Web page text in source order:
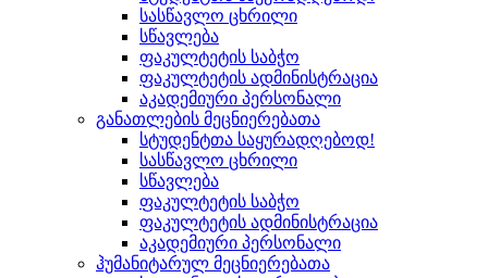
სასწავლო ცხრილი
სწავლება
ფაკულტეტის საბჭო
ფაკულტეტის ადმინისტრაცია
აკადემიური პერსონალი
განათლების მეცნიერებათა
სტუდენტთა საყურადღებოდ!
სასწავლო ცხრილი
სწავლება
ფაკულტეტის საბჭო
ფაკულტეტის ადმინისტრაცია
აკადემიური პერსონალი
ჰუმანიტარულ მეცნიერებათა